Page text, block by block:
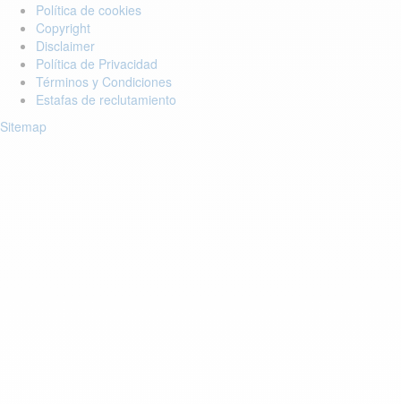
Política de cookies
Copyright
Disclaimer
Política de Privacidad
Términos y Condiciones
Estafas de reclutamiento
Sitemap